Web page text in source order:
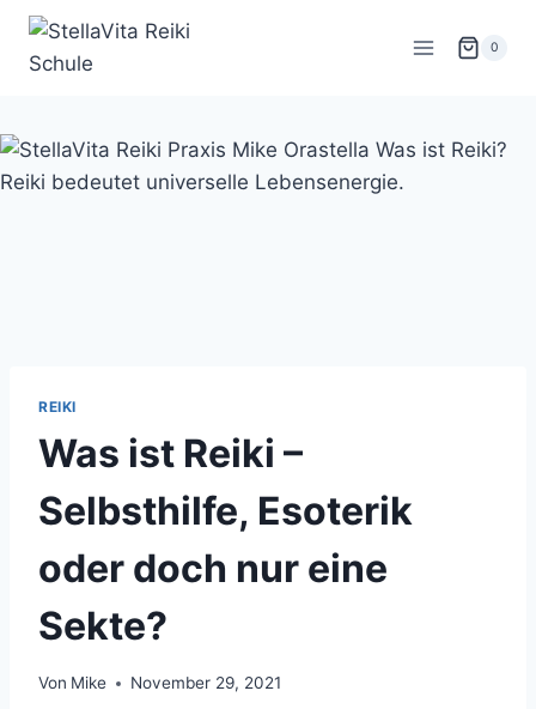
Zum
springen
0
REIKI
Was ist Reiki –
Selbsthilfe, Esoterik
oder doch nur eine
Sekte?
Von Mike November 29, 2021